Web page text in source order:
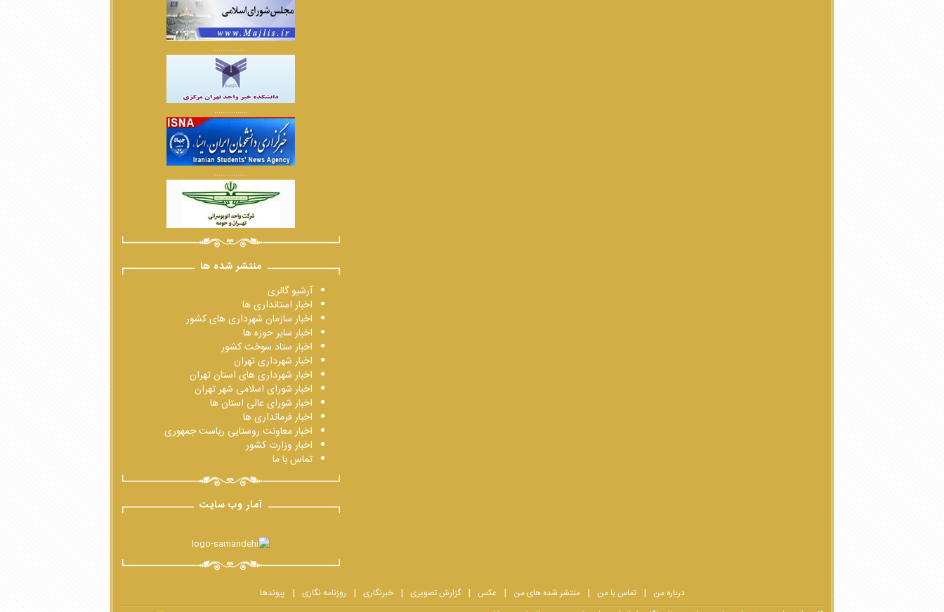
................
................
................
منتشر شده ها
آرشیو گالری
اخبار استانداری ها
اخبار سازمان شهرداری های کشور
اخبار سایر حوزه ها
اخبار ستاد سوخت کشور
اخبار شهرداری تهران
اخبار شهرداری های استان تهران
اخبار شورای اسلامی شهر تهران
اخبار شورای عالی استان ها
اخبار فرمانداری ها
اخبار معاونت روستایی ریاست جمهوری
اخبار وزارت کشور
تماس با ما
آمار وب سایت
درباره من تماس با من منتشر شده های من عکس گزارش تصویری خبرنگاری روزنامه نگاری پیوندها